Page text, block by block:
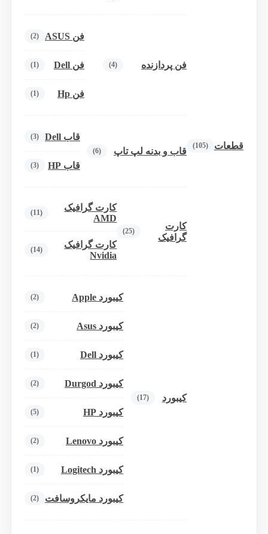
قطعات (105)
فن پردازنده (4)
فن ASUS (2)
فن Dell (1)
فن Hp (1)
قاب و بدنه لپ تاپ (6)
قاب Dell (3)
قاب HP (3)
کارت
گرافیک
(25)
کارت گرافیک
AMD
(11)
کارت گرافیک
Nvidia
(14)
کیبورد (17)
کیبورد Apple (2)
کیبورد Asus (2)
کیبورد Dell (1)
کیبورد Durgod (2)
کیبورد HP (5)
کیبورد Lenovo (2)
کیبورد Logitech (1)
کیبورد مایکروسافت (2)